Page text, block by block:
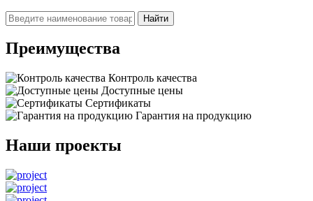
Найти
Преимущества
Контроль качества
Доступные цены
Сертификаты
Гарантия на продукцию
Наши проекты